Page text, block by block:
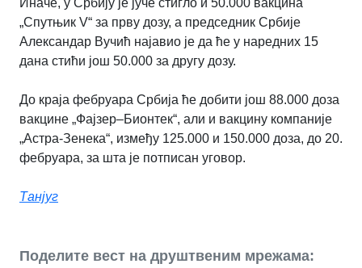
„Спутњик V“ за прву дозу, а председник Србије
Александар Вучић најавио је да ће у наредних 15
дана стићи још 50.000 за другу дозу.
До краја фебруара Србија ће добити још 88.000 доза
вакцине „Фајзер–Бионтек“, али и вакцину компаније
„Астра-Зенека“, између 125.000 и 150.000 доза, до 20.
фебруара, за шта је потписан уговор.
Танјуг
Поделите вест на друштвеним мрежама: